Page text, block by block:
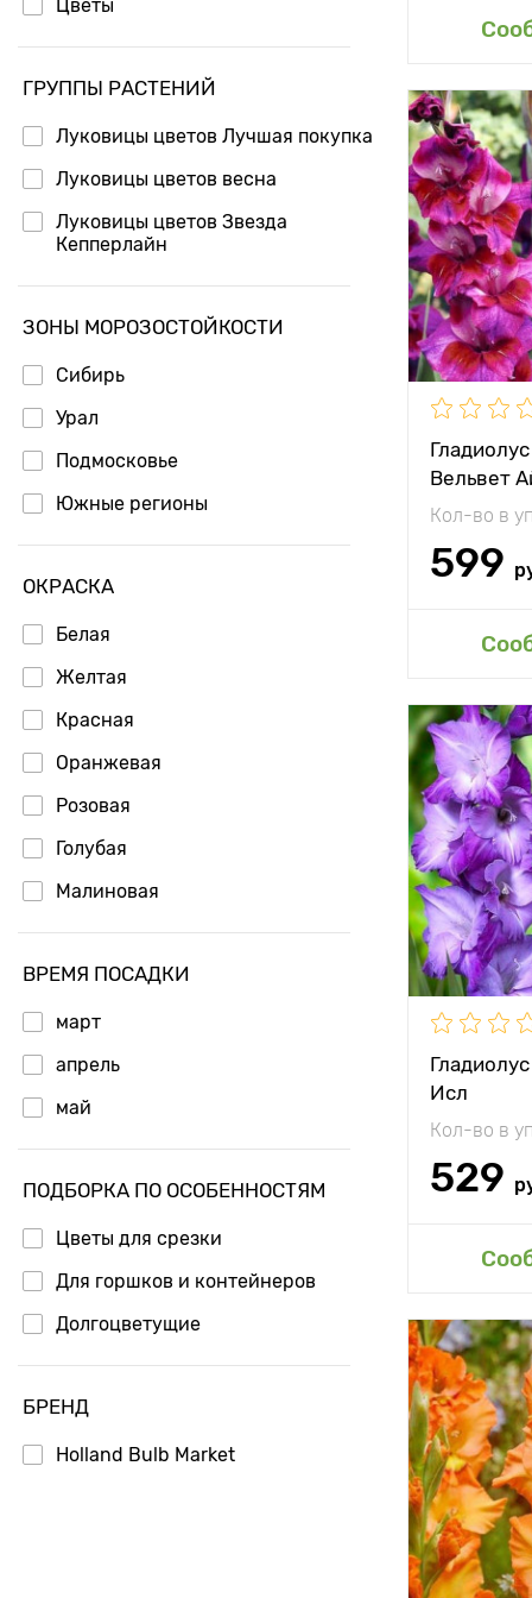
Цветы
ГРУППЫ РАСТЕНИЙ
Луковицы цветов Лучшая покупка
Луковицы цветов весна
Луковицы цветов Звезда
Кепперлайн
ЗОНЫ МОРОЗОСТОЙКОСТИ
Сибирь
Урал
Подмосковье
Южные регионы
ОКРАСКА
Белая
Желтая
Красная
Оранжевая
Розовая
Голубая
Малиновая
ВРЕМЯ ПОСАДКИ
март
апрель
май
ПОДБОРКА ПО ОСОБЕННОСТЯМ
Цветы для срезки
Для горшков и контейнеров
Долгоцветущие
БРЕНД
Holland Bulb Market
Вельвет
Кол-во в
599
Высота
Растояние
растениями
Глубина
Исл
Кол-во в
529
Высота
Растояние
растениями
Глубина
Высота
Растояние
растениями
Глубина